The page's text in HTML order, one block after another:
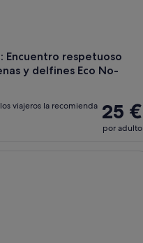
Encuentro respetuoso
y delfines Eco No-
25 €
por adulto
viajeros la recomienda